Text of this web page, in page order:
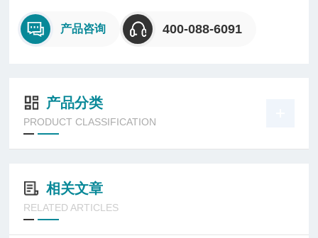
产品咨询 400-088-6091
产品分类
PRODUCT CLASSIFICATION
相关文章
RELATED ARTICLES